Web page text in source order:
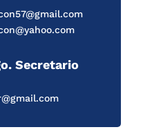
Secretario